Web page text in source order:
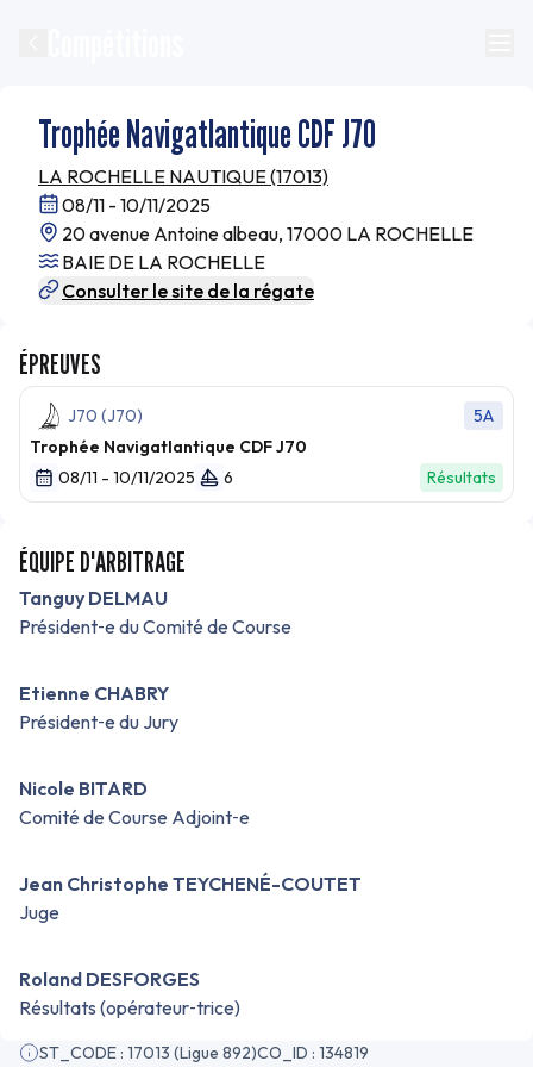
Trophée Navigatlantique CDF J70
LA ROCHELLE NAUTIQUE (17013)
08/11 - 10/11/2025
20 avenue Antoine albeau, 17000 LA ROCHELLE
BAIE DE LA ROCHELLE
Consulter le site de la régate
ÉPREUVES
J70 (J70)
5A
Trophée Navigatlantique CDF J70
08/11 - 10/11/2025
6 Résultats
ÉQUIPE D'ARBITRAGE
Tanguy DELMAU
Président‑e du Comité de Course
Etienne CHABRY
Président‑e du Jury
Nicole BITARD
Comité de Course Adjoint‑e
Jean Christophe TEYCHENÉ-COUTET
Juge
Roland DESFORGES
Résultats (opérateur‑trice)
ST_CODE : 17013 (Ligue 892)CO_ID : 134819